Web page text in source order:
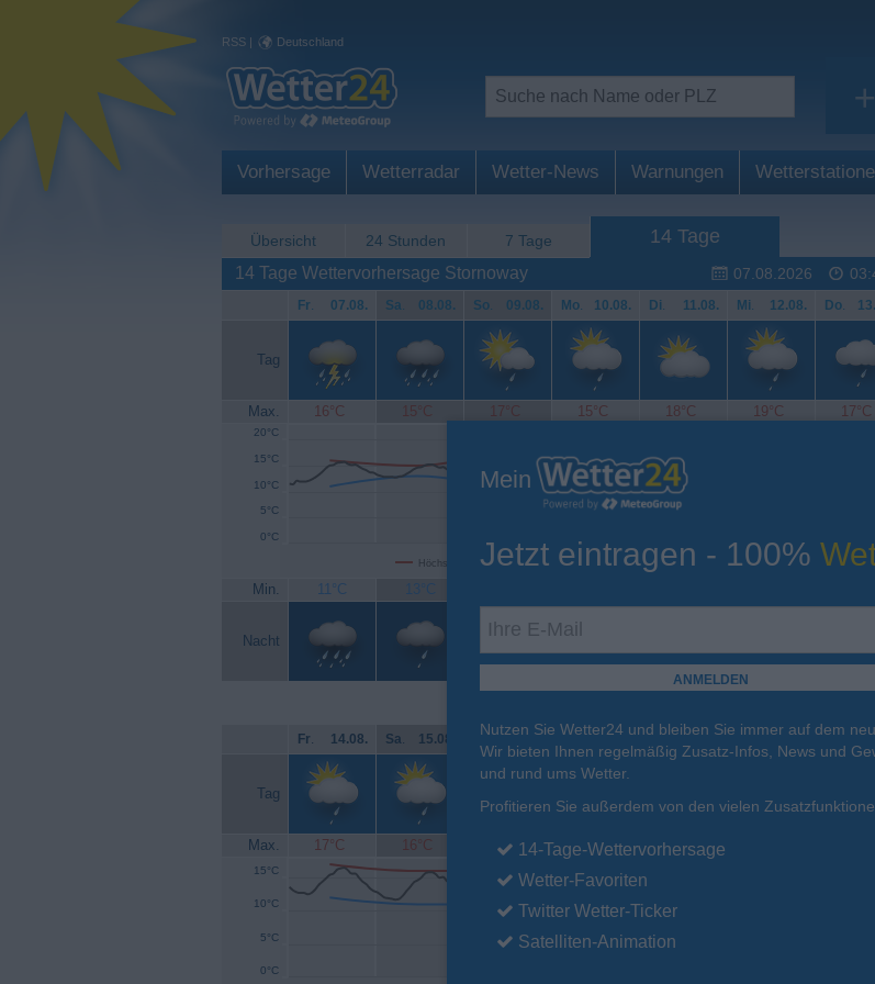
RSS | Deutschland
+
Vorhersage Wetterradar Wetter-News Warnungen
Übersicht 24 Stunden 7 Tage 14 Tage
07.08.2026
14 Tage Wettervorhersage Stornoway
Fr. 07.08. Sa. 08.08. So. 09.08. Mo. 10.08. Di. 11.08. Mi. 12.08. Do.
Tag
Max. 16°C 15°C 17°C 15°C 18°C 19°C 17°C
Höchsttemperatur Tiefsttemperatur Aktuelle Temperatur
0°C
5°C
10°C
15°C
20°C
Min. 11°C 13°C
Nacht
Fr. 14.08. Sa. 15.08. So. 16.08. Mo. 17.08. Di. 18.08. Mi. 19.08. Do.
Tag
Max. 17°C 16°C 16°C 17°C 16°C
0°C
5°C
10°C
15°C
Mein
Jetzt eintragen - 100%
Nutzen Sie Wetter24 und bleiben Sie immer auf dem
Wir bieten Ihnen regelmäßig Zusatz-Infos, News und
und rund ums Wetter.
Profitieren Sie außerdem von den vielen
14-Tage-Wettervorhersage
Wetter-Favoriten
Twitter Wetter-Ticker
Satelliten-Animation